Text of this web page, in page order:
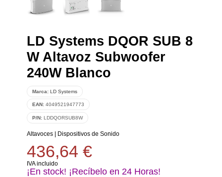
LD Systems DQOR­ SUB 8
W Altavoz Subwoofer
240W Blanco
Marca: LD Systems
EAN: 4049521947773
P/N: LDDQORSUB8W
Altavoces| Dispositivos de Sonido
436,64 €
IVA incluido
¡En stock! ¡Recíbelo en 24 Horas!